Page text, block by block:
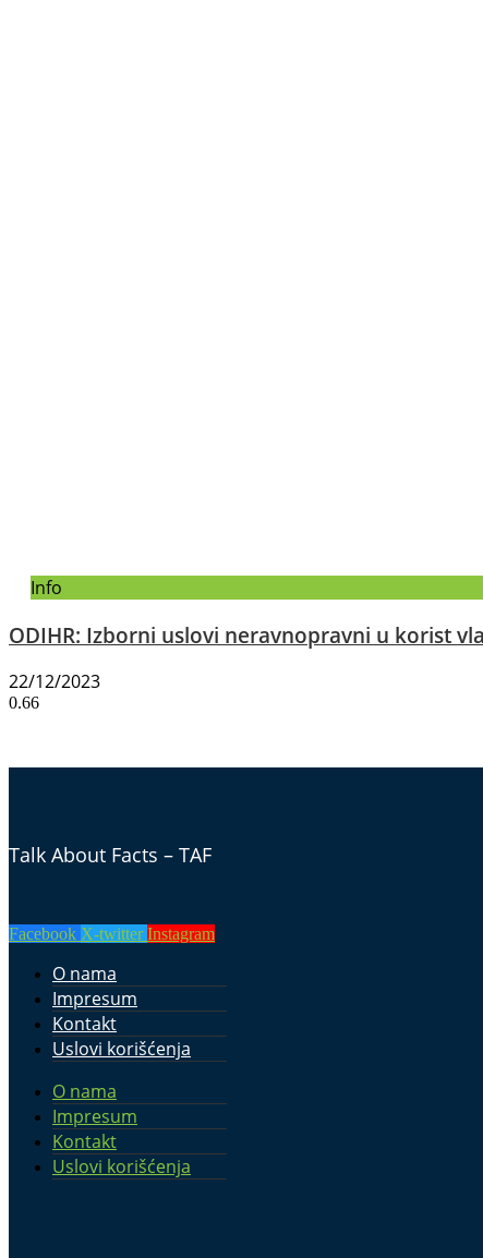
Info
ODIHR: Izborni uslovi neravnopravni u korist
22/12/2023
Talk About Facts – TAF
Facebook X-twitter Instagram
O nama
Impresum
Kontakt
Uslovi korišćenja
O nama
Impresum
Kontakt
Uslovi korišćenja